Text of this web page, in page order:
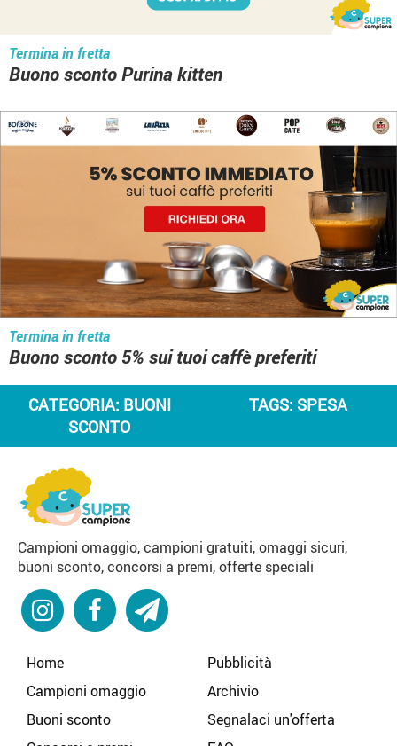
Termina in fretta
Buono sconto Purina kitten
Termina in fretta
Buono sconto 5% sui tuoi caffè preferiti
CATEGORIA: BUONI
SCONTO
TAGS: SPESA
Campioni omaggio, campioni gratuiti, omaggi sicuri,
buoni sconto, concorsi a premi, offerte speciali
Home
Campioni omaggio
Buoni sconto
Pubblicità
Archivio
Segnalaci un'offerta